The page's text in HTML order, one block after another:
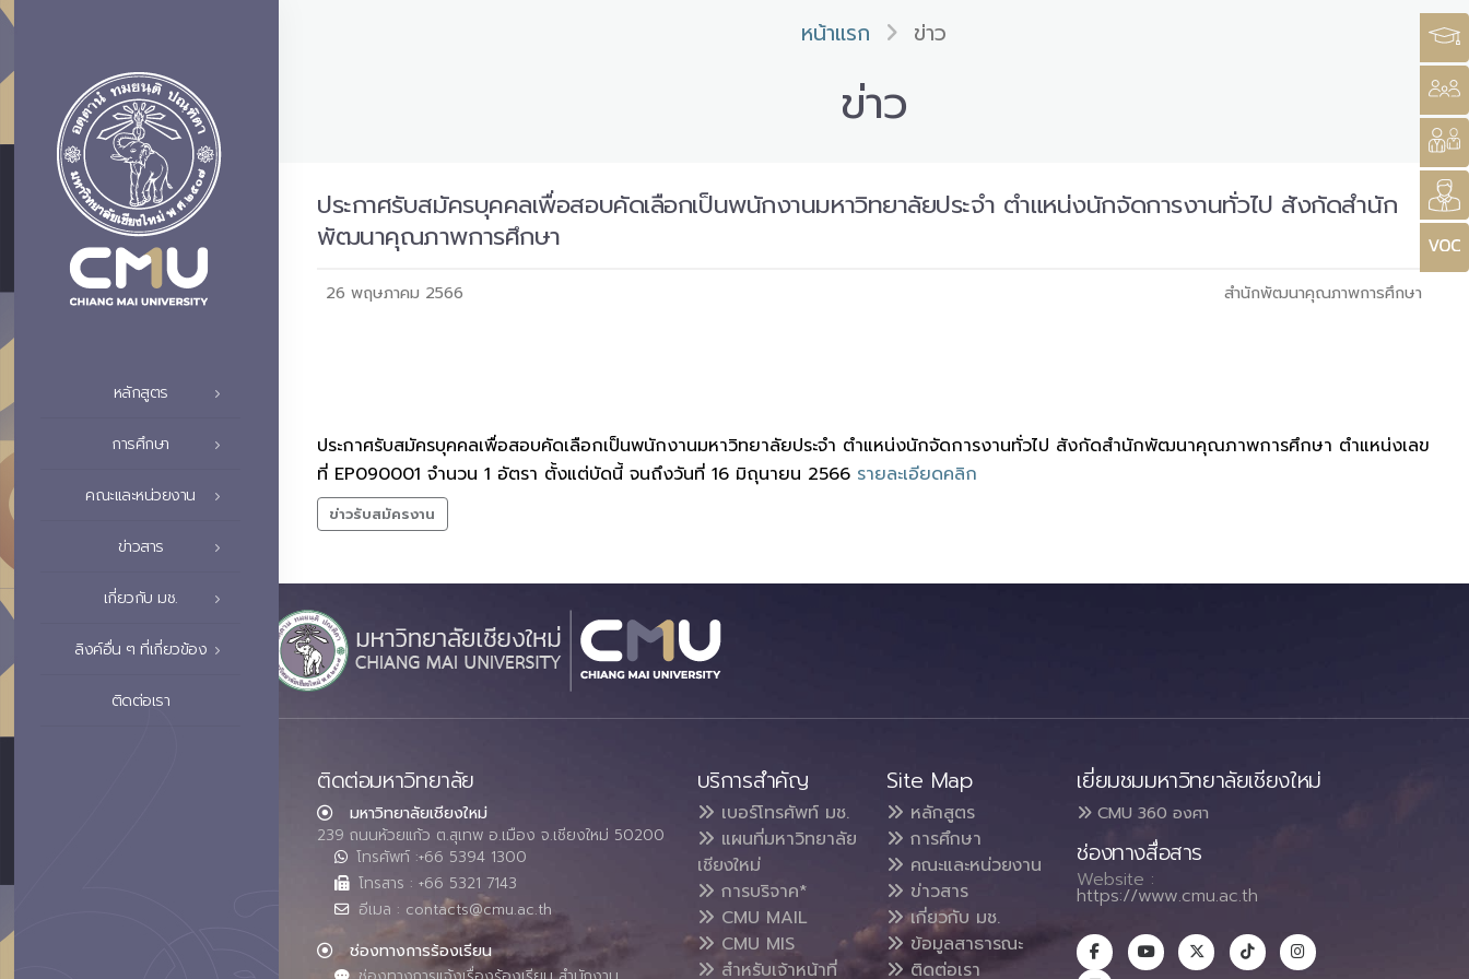
หลักสูตร
การศึกษา
คณะและหน่วยงาน
ข่าวสาร
เกี่ยวกับ มช.
ลิงค์อื่น ๆ ที่เกี่ยวข้อง
ติดต่อเรา
หน้าแรก ข่าว
ข่าว
ประกาศรับสมัครบุคคลเพื่อสอบคัดเลือกเป็นพนักงานมหาวิทยาลัยประจำ ตำแหน่งนักจัดการงานทั่วไป สังกัดสำนัก
พัฒนาคุณภาพการศึกษา
26 พฤษภาคม 2566 สำนักพัฒนาคุณภาพการศึกษา
ประกาศรับสมัครบุคคลเพื่อสอบคัดเลือกเป็นพนักงานมหาวิทยาลัยประจำ ตำแหน่งนักจัดการงานทั่วไป สังกัดสำนักพัฒนาคุณภาพการศึกษา ตำแหน่งเลข
ที่ EP090001 จำนวน 1 อัตรา ตั้งแต่บัดนี้ จนถึงวันที่ 16 มิถุนายน 2566 รายละเอียดคลิก
ข่าวรับสมัครงาน
ติดต่อมหาวิทยาลัย
มหาวิทยาลัยเชียงใหม่
239 ถนนห้วยแก้ว ต.สุเทพ อ.เมือง จ.เชียงใหม่ 50200
โทรศัพท์ :+66 5394 1300
โทรสาร : +66 5321 7143
อีเมล : contacts@cmu.ac.th
ช่องทางการร้องเรียน
บริการสำคัญ
เบอร์โทรศัพท์ มช.
แผนที่มหาวิทยาลัย
เชียงใหม่
การบริจาค*
CMU MAIL
CMU MIS
สำหรับเจ้าหน้าที่
Site Map
หลักสูตร
การศึกษา
คณะและหน่วยงาน
ข่าวสาร
เกี่ยวกับ มช.
ข้อมูลสาธารณะ
ติดต่อเรา
เยี่ยมชมมหาวิทยาลัยเชียงใหม่
CMU 360 องศา
ช่องทางสื่อสาร
Website :
https://www.cmu.ac.th